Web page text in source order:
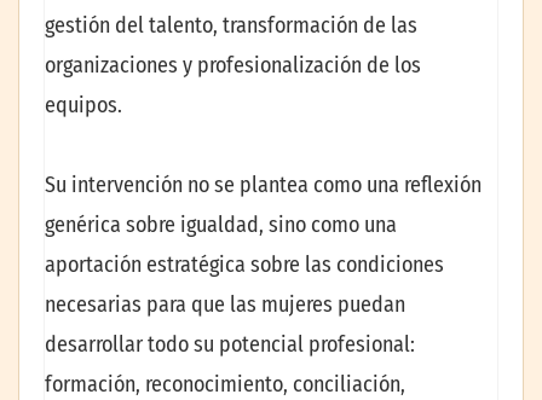
gestión del talento, transformación de las
organizaciones y profesionalización de los
equipos.
Su intervención no se plantea como una reflexión
genérica sobre igualdad, sino como una
aportación estratégica sobre las condiciones
necesarias para que las mujeres puedan
desarrollar todo su potencial profesional:
formación, reconocimiento, conciliación,